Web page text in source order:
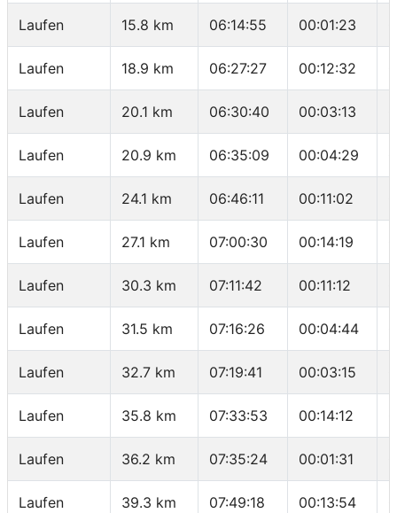
Laufen 15.8 km 06:14:55 00:01:23
Laufen 18.9 km 06:27:27 00:12:32
Laufen 20.1 km 06:30:40 00:03:13
Laufen 20.9 km 06:35:09 00:04:29
Laufen 24.1 km 06:46:11 00:11:02
Laufen 27.1 km 07:00:30 00:14:19
Laufen 30.3 km 07:11:42 00:11:12
Laufen 31.5 km 07:16:26 00:04:44
Laufen 32.7 km 07:19:41 00:03:15
Laufen 35.8 km 07:33:53 00:14:12
Laufen 36.2 km 07:35:24 00:01:31
Laufen 39.3 km 07:49:18 00:13:54